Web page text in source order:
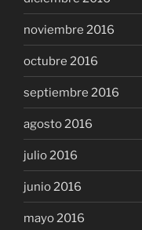
noviembre 2016
octubre 2016
septiembre 2016
agosto 2016
julio 2016
junio 2016
mayo 2016